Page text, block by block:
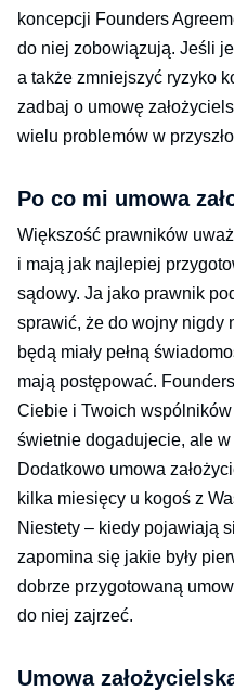
koncepcji Founders
do niej zobowiązują. Jeśli
a także zmniejszyć ryzyko
zadbaj o umowę
wielu problemów w
Po co mi umowa
Większość prawników
i mają jak najlepiej
sądowy. Ja jako prawnik
sprawić, że do wojny nigdy
będą miały pełną
mają postępować.
Ciebie i Twoich
świetnie dogadujecie, ale
Dodatkowo umowa
kilka miesięcy u kogoś z
Niestety – kiedy pojawiają
zapomina się jakie były
dobrze przygotowaną
do niej zajrzeć.
Umowa